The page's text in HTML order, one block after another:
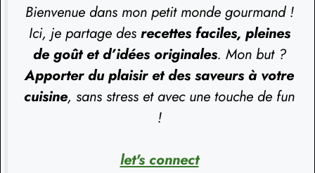
Bienvenue dans mon petit monde gourmand !
Ici, je partage des recettes faciles, pleines
de goût et d’idées originales. Mon but ?
Apporter du plaisir et des saveurs à votre
cuisine, sans stress et avec une touche de fun
!
let's connect